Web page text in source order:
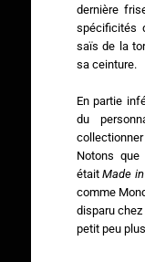
dernière
spécificités
saïs de la
sa ceinture.
En partie
du
Notons
étaitMade
comme
disparu chez
petit peu